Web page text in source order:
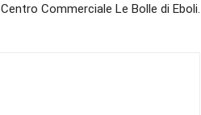
Centro Commerciale Le Bolle di Eboli.